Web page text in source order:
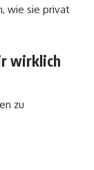
wie sie privat
wirklich
zu